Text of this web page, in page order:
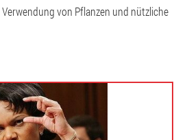
von Pflanzen und nützliche